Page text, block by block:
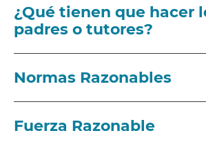
¿Qué tienen que hacer
padres o tutores?
Normas Razonables
Fuerza Razonable